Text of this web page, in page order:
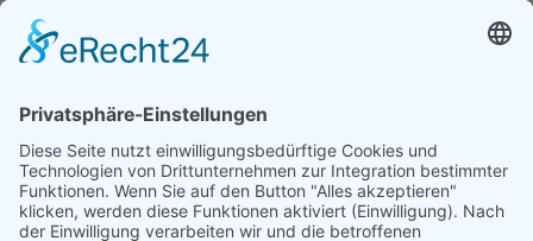
Spenden können steuerlich abgesetzt werden
Förderung
© 1987 – 2025